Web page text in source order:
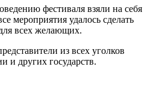
фестиваля взяли на себя
мероприятия удалось сделать
всех желающих.
из всех уголков
и других государств.